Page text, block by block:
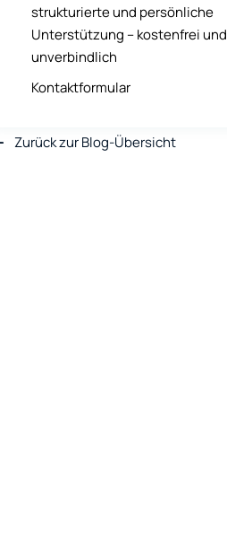
strukturierte und persönliche
Unterstützung – kostenfrei und
unverbindlich
Kontaktformular
Zurück zur Blog-Übersicht